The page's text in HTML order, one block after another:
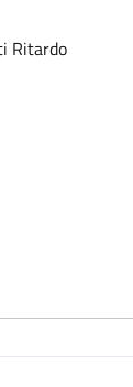
Ritardo